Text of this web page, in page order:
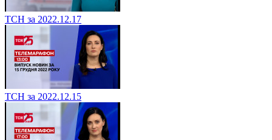
ТСН за 2022.12.17
ТСН за 2022.12.15